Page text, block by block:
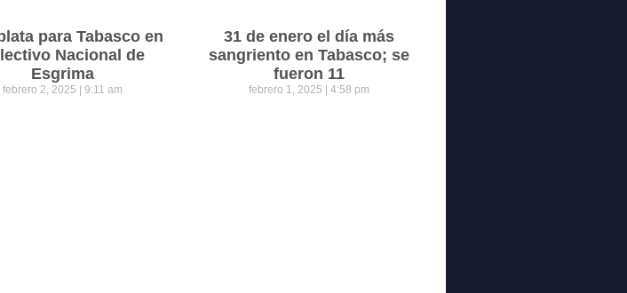
para Tabasco en
Nacional de
Esgrima
febrero 2, 2025 9:11 am
31 de enero el día más
sangriento en Tabasco; se
fueron 11
febrero 1, 2025 4:58 pm